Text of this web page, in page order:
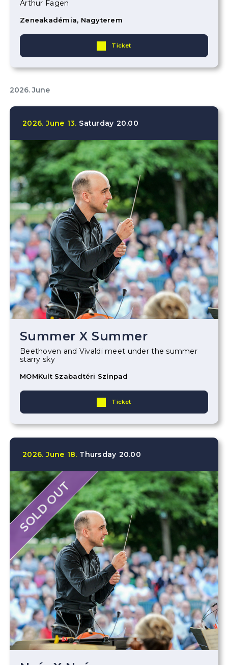
Arthur Fagen
Zeneakadémia, Nagyterem
Ticket
2026. June
2026. June 13. Saturday 20.00
Summer X Summer
Beethoven and Vivaldi meet under the summer
starry sky
MOMKult Szabadtéri Színpad
Ticket
2026. June 18. Thursday 20.00
SOLD OUT